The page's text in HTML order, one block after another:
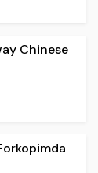
Chinese